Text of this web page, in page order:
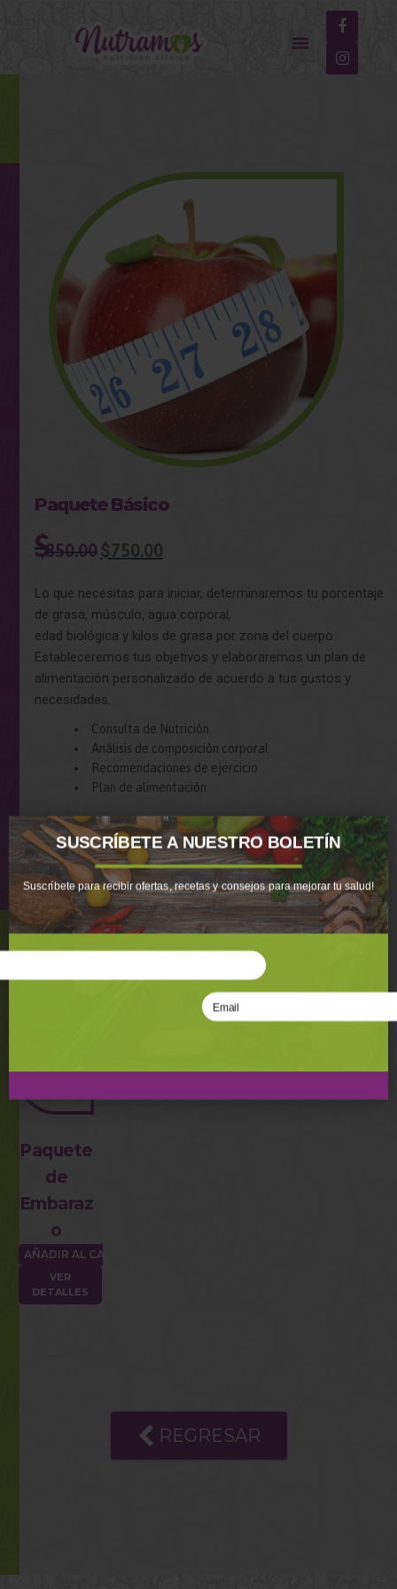
Paquete Básico
$850.00$750.00
Lo que necesitas para iniciar, determinaremos tu porcentaje
de grasa, músculo, agua corporal,
edad biológica y kilos de grasa por zona del cuerpo.
Estableceremos tus objetivos y elaboraremos un plan de
alimentación personalizado de acuerdo a tus gustos y
necesidades.
Consulta de Nutrición
Análisis de composición corporal
Recomendaciones de ejercicio
Plan de alimentación
Cantidad AÑADIR AL CARRITO
También te podría interesar:
Paquete
de
Embaraz
o
AÑADIR AL CARRITO
VER
DETALLES
REGRESAR
SUSCRÍBETE A NUESTRO BOLETÍN
Suscríbete para recibir ofertas, recetas y consejos para mejorar tu salud!
Consulta nuestro Aviso de Privacidad